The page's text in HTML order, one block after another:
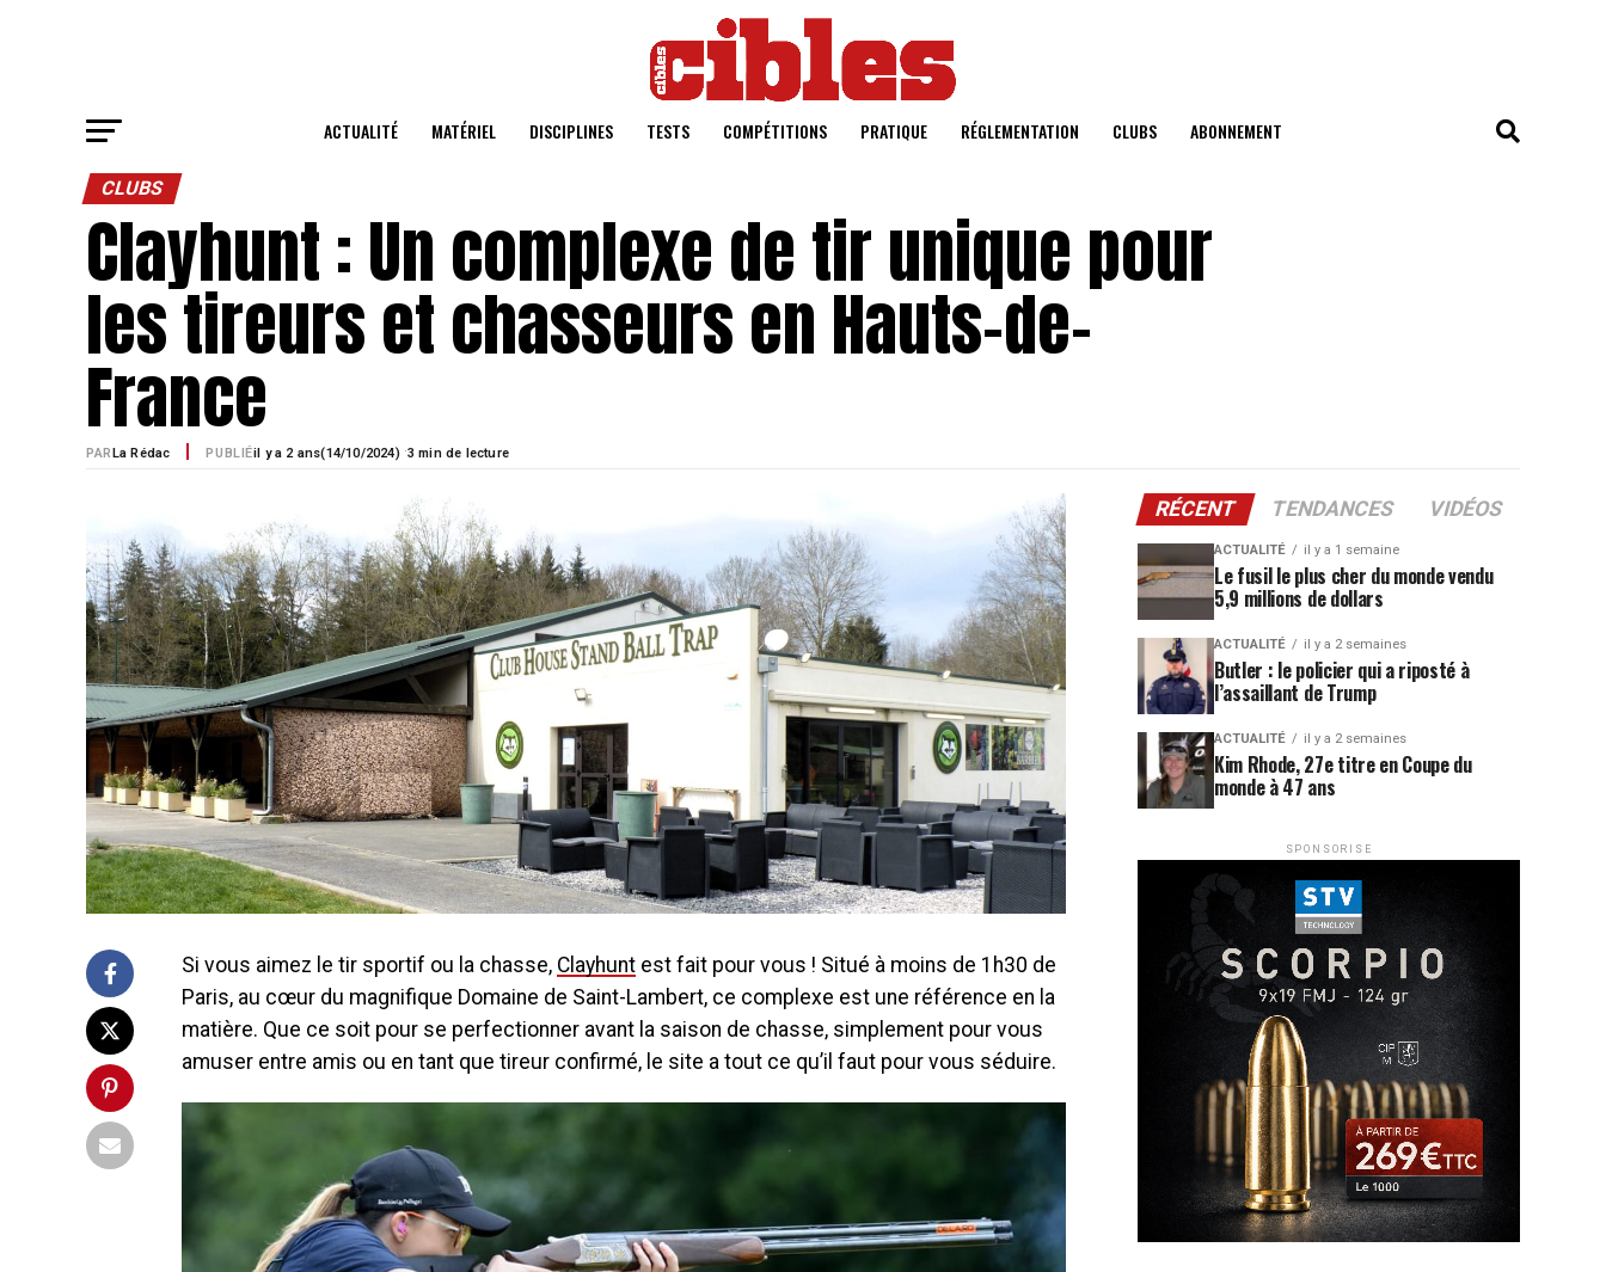
ACTUALITÉ MATÉRIEL DISCIPLINES TESTS COMPÉTITIONS PRATIQUE RÉGLEMENTATION CLUBS ABONNEMENT
CLUBS
Clayhunt : Un complexe de tir unique pour
les tireurs et chasseurs en Hauts-de-
France
PUBLIÉil y a 2 ans 14/10/2024)·3 min de lecture
PARLa Rédac
Si vous aimez le tir sportif ou la chasse, Clayhunt est fait pour vous ! Situé à moins de 1h30 de
Paris, au cœur du magnifique Domaine de Saint-Lambert, ce complexe est une référence en la
matière. Que ce soit pour se perfectionner avant la saison de chasse, simplement pour vous
amuser entre amis ou en tant que tireur confirmé, le site a tout ce qu’il faut pour vous séduire.
RÉCENT TENDANCES VIDÉOS
ACTUALITÉ il y a 1 semaine
Le fusil le plus cher du monde vendu
5,9 millions de dollars
ACTUALITÉ il y a 2 semaines
Butler : le policier qui a riposté à
l’assaillant de Trump
ACTUALITÉ il y a 2 semaines
Kim Rhode, 27e titre en Coupe du
monde à 47 ans
SPONSORISE